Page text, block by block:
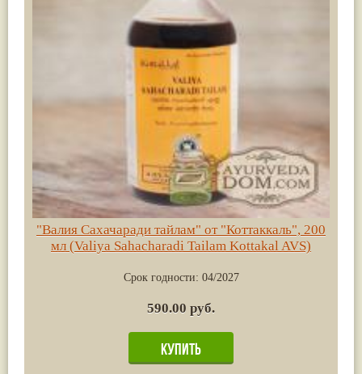
"Валия Сахачаради тайлам" от "Коттаккаль", 200
мл (Valiya Sahacharadi Tailam Kottakal AVS)
Срок годности: 04/2027
590.00 руб.